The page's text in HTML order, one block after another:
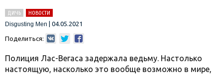
ДИЧЬ
НОВОСТИ
Disgusting Men
04.05.2021
Поделиться:
Полиция Лас-Вегаса задержала ведьму. Настолько
настоящую, насколько это вообще возможно в мире,